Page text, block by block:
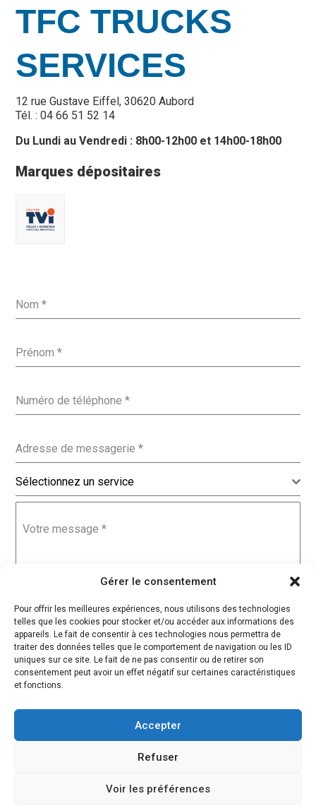
Gérer le consentement
Pour offrir les meilleures expériences, nous utilisons des technologies
telles que les cookies pour stocker et/ou accéder aux informations des
appareils. Le fait de consentir à ces technologies nous permettra de
traiter des données telles que le comportement de navigation ou les ID
uniques sur ce site. Le fait de ne pas consentir ou de retirer son
consentement peut avoir un effet négatif sur certaines caractéristiques
et fonctions.
Accepter
Refuser
Voir les préférences
TFC TRUCKS
SERVICES
12 rue Gustave Eiffel, 30620 Aubord
Tél. : 04 66 51 52 14
Du Lundi au Vendredi : 8h00-12h00 et 14h00-18h00
Marques dépositaires
Nom*
Prénom*
Numéro de téléphone*
Adresse de messagerie*
Sélectionnez un service
Votre message*
Nous contacter